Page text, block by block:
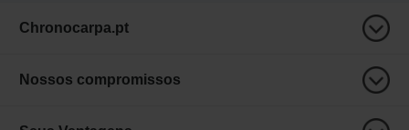
Chronocarpa.pt
Nossos compromissos